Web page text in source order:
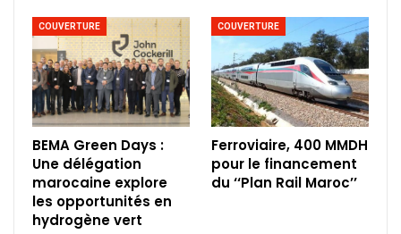
COUVERTURE
BEMA Green Days :
Une délégation
marocaine explore
les opportunités en
hydrogène vert
COUVERTURE
Ferroviaire, 400 MMDH
pour le financement
du ‘‘Plan Rail Maroc’’